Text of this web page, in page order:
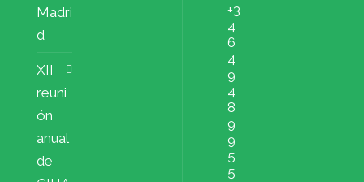
Madri
d
XII
reuni
ón
anual
de
+3
4
6
4
9
4
8
9
9
5
5